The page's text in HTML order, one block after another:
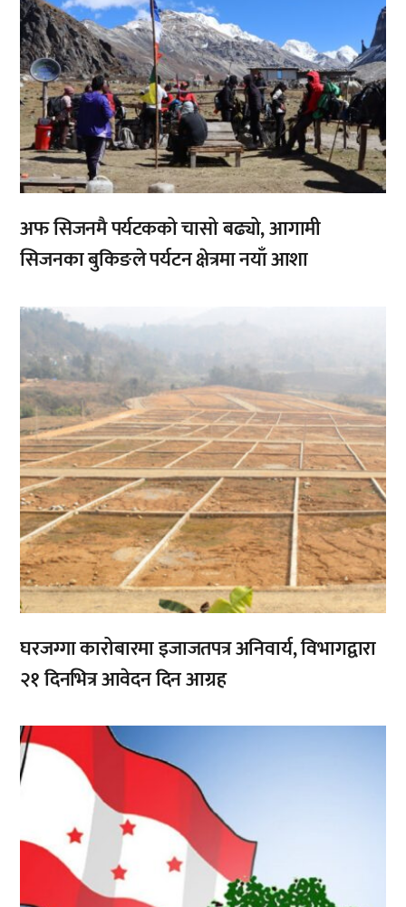
अफ सिजनमै पर्यटकको चासो बढ्यो, आगामी
सिजनका बुकिङले पर्यटन क्षेत्रमा नयाँ आशा
,
घरजग्गा कारोबारमा इजाजतपत्र अनिवार्य, विभागद्वारा
२१ दिनभित्र आवेदन दिन आग्रह
,